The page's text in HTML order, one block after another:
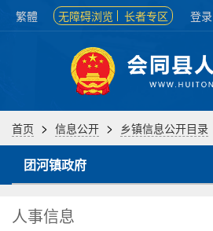
繁體 无障碍浏览 长者专区 登录
首页 > 信息公开 > 乡镇信息公开目录
团河镇政府
人事信息